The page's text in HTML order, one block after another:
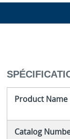
Product Name
Catalog